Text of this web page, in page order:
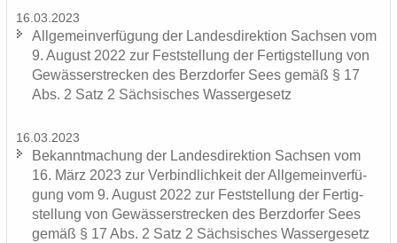
16.03.2023
All­ge­mein­ver­fü­gung der Lan­des­di­rek­ti­on Sach­sen vom
9. Au­gust 2022 zur Fest­stel­lung der Fer­tig­stel­lung von
Ge­wäs­ser­stre­cken des Berz­dor­fer Sees gemäß § 17
Abs. 2 Satz 2 Säch­si­sches Was­ser­ge­setz
16.03.2023
Be­kannt­ma­chung der Lan­des­di­rek­ti­on Sach­sen vom
16. März 2023 zur Ver­bind­lich­keit der All­ge­mein­ver­fü­
gung vom 9. Au­gust 2022 zur Fest­stel­lung der Fer­tig­
stel­lung von Ge­wäs­ser­stre­cken des Berz­dor­fer Sees
gemäß § 17 Abs. 2 Satz 2 Säch­si­sches Was­ser­ge­setz